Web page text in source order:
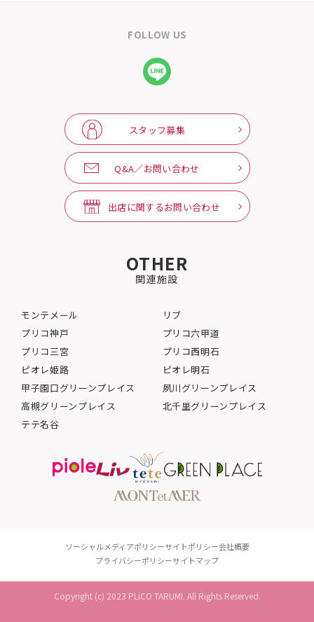
FOLLOW US
スタッフ募集
Q&A／お問い合わせ
出店に関するお問い合わせ
OTHER
関連施設
モンテメール
リブ
プリコ神戸
プリコ六甲道
プリコ三宮
プリコ西明石
ピオレ姫路
ピオレ明石
甲子園口グリーンプレイス
夙川グリーンプレイス
高槻グリーンプレイス
北千里グリーンプレイス
テテ名谷
ソーシャルメディアポリシーサイトポリシー会社概要
プライバシーポリシーサイトマップ
Copyright (c) 2023 PLiCO TARUMI. All Rights Reserved.